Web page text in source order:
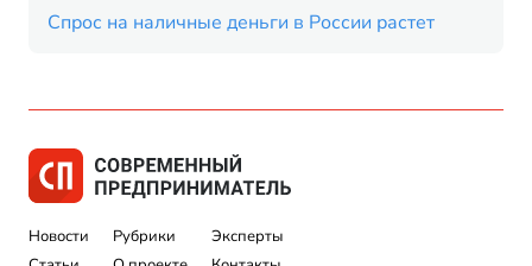
Спрос на наличные деньги в России растет
Новости
Рубрики
Эксперты